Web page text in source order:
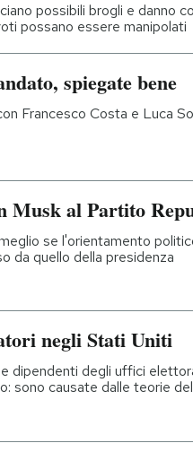
possibili brogli e danno
possano essere manipolati
spiegate bene
Francesco Costa e Luca
Musk al Partito
se l'orientamento
da quello della presidenza
negli Stati Uniti
dipendenti degli uffici
sono causate dalle teorie